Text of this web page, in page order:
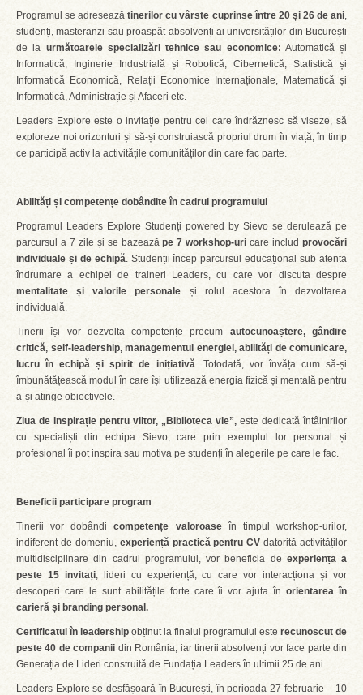
Programul se adreseazătinerilor cu vârste cuprinse între 20 și 26 de ani,
studenți, masteranzi sau proaspăt absolvenți ai universităților din București
de la următoarele specializări tehnice sau economice: Automatică și
Informatică, Inginerie Industrială și Robotică, Cibernetică, Statistică și
Informatică Economică, Relații Economice Internaționale, Matematică și
Informatică, Administrație și Afaceri etc.
Leaders Explore este o invitație pentru cei care îndrăznesc să viseze, să
exploreze noi orizonturi și să-și construiască propriul drum în viață, în timp
ce participă activ la activitățile comunităților din care fac parte.
Abilități și competențe dobândite în cadrul programului
Programul Leaders Explore Studenți powered by Sievo se derulează pe
parcursul a 7 zile și se bazeazăpe 7 workshop-uri care includprovocări
individuale și de echipă. Studenții încep parcursul educațional sub atenta
îndrumare a echipei de traineri Leaders, cu care vor discuta despre
mentalitate și
valorile personale și rolul acestora în dezvoltarea
individuală.
Tinerii își vor dezvolta competențe precum autocunoaștere, gândire
critică, self-leadership, managementul energiei, abilități de comunicare,
lucru în echipă și spirit de inițiativă. Totodată, vor învăța cum să-și
îmbunătățească modul în care își utilizează energia fizică și mentală pentru
a-și atinge obiectivele.
Ziua de inspirație pentru viitor, „Biblioteca vie”, este dedicată întâlnirilor
cu specialiști din echipa Sievo, care prin exemplul lor personal și
profesional îi pot inspira sau motiva pe studenți în alegerile pe care le fac.
Beneficii participare program
Tinerii vor dobândicompetențe valoroaseîn timpul workshop-urilor,
indiferent de domeniu, experiență practică pentru CV datorită activităților
multidisciplinare din cadrul programului, vor beneficia de experiența a
peste 15 invitați, lideri cu experiență, cu care vor interacționa și vor
descoperi care le sunt abilitățile forte care îi vor ajuta înorientarea în
carieră și branding personal.
Certificatul în leadership obținut la finalul programului este recunoscut de
peste 40 de companii din România, iar tinerii absolvenți vor face parte din
Generația de Lideri construită de Fundația Leaders în ultimii 25 de ani.
Leaders Explore se desfășoară în București, în perioada 27 februarie – 10